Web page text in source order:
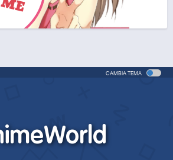
CAMBIA TEMA